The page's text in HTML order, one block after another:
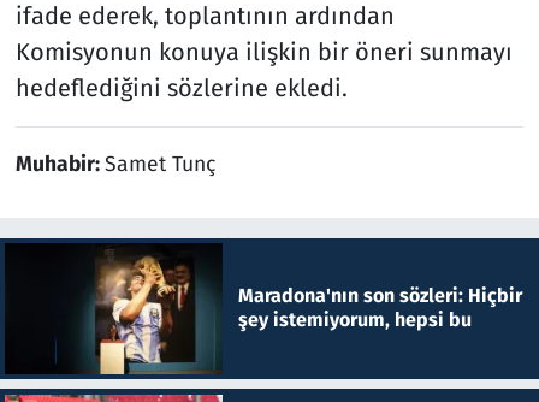
ifade ederek, toplantının ardından
Komisyonun konuya ilişkin bir öneri sunmayı
hedeflediğini sözlerine ekledi.
Muhabir:Samet Tunç
Maradona'nın son sözleri: Hiçbir
şey istemiyorum, hepsi bu